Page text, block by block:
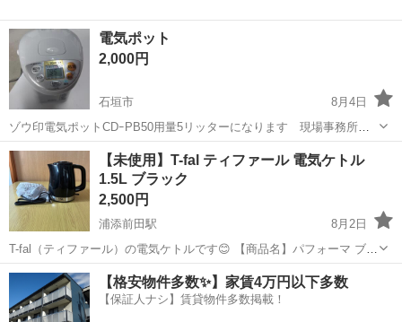
電気ポット
2,000円
石垣市
8月4日
ゾウ印電気ポットCDｰPB50用量5リッターになります 現場事務所で
たまに使ってた物です2017年式です 普通に使えますが使えればOKぐ
らいの感覚の方にお願いいたします。
沖縄 石垣市 キッチン家電
【未使用】T-fal ティファール 電気ケトル
1.5L ブラック
2,500円
浦添前田駅
8月2日
T-fal（ティファール）の電気ケトルです😊 【商品名】パフォーマ ブラ
ック 1.5L 【型番】KO1548JP 【容量】1.5L 【カラー】ブラック 未
使用品です。 撮影・状態確認のため開封していますが、使用はし...
沖縄 宜野湾市 浦添前田駅 キッチン家電
【格安物件多数✨】家賃4万円以下多数
【保証人ナシ】賃貸物件多数掲載！